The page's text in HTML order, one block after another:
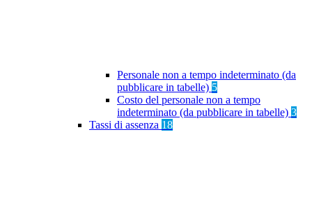
Personale non a tempo indeterminato (da
pubblicare in tabelle) 5
Costo del personale non a tempo
indeterminato (da pubblicare in tabelle) 3
Tassi di assenza 18